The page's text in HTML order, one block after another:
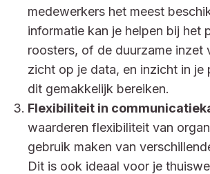
medewerkers het meest
informatie kan je helpen bij het
roosters, of de duurzame inzet
zicht op je data, en inzicht in je
dit gemakkelijk bereiken.
Flexibiliteit in
waarderen flexibiliteit van
gebruik maken van
Dit is ook ideaal voor je